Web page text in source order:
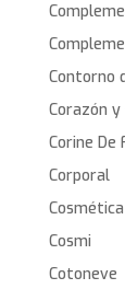
Contorno
Corazón
Corine De
Corporal
Cosmética
Cosmi
Cotoneve